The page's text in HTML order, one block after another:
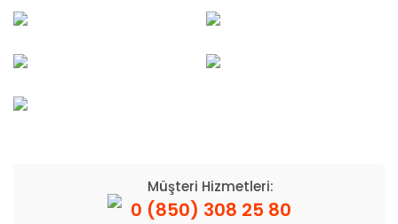
Müşteri Hizmetleri:
0 (850) 308 25 80